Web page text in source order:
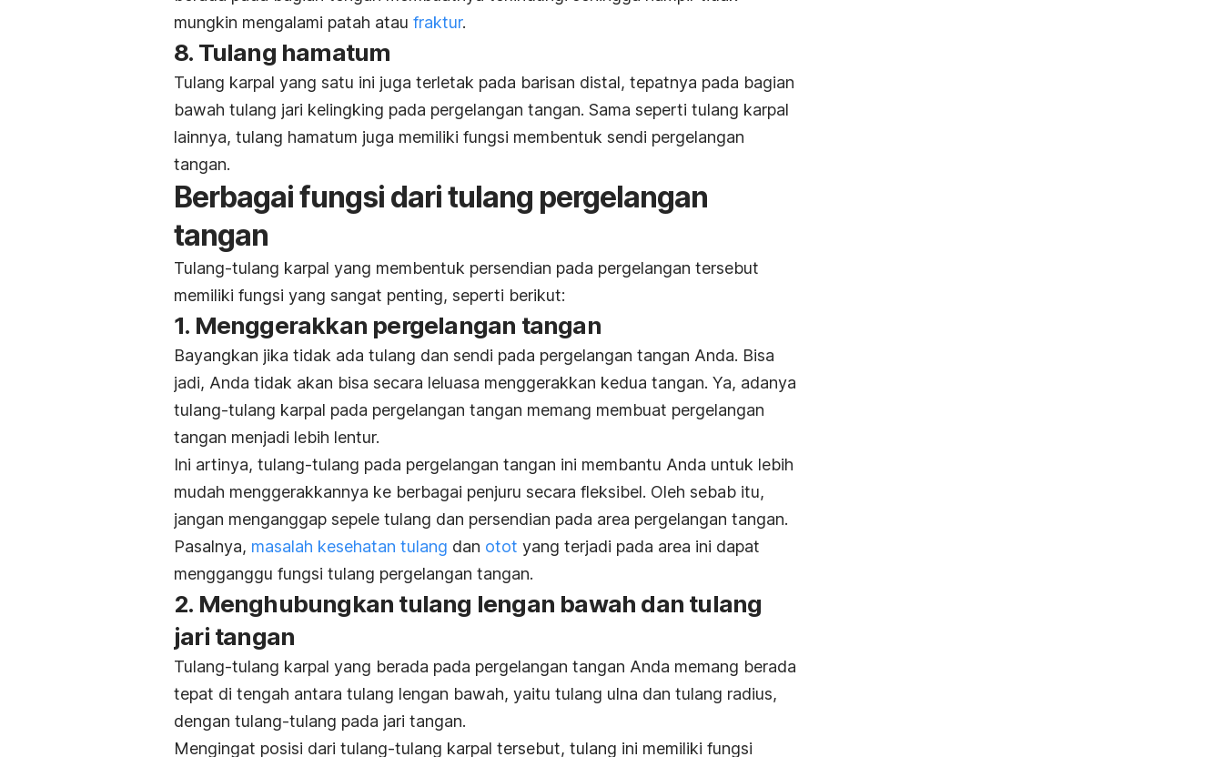
mungkin mengalami patah atau fraktur.
8. Tulang hamatum
Tulang karpal yang satu ini juga terletak pada barisan distal, tepatnya pada bagian
bawah tulang jari kelingking pada pergelangan tangan. Sama seperti tulang karpal
lainnya, tulang hamatum juga memiliki fungsi membentuk sendi pergelangan
tangan.
Berbagai fungsi dari tulang pergelangan
tangan
Tulang-tulang karpal yang membentuk persendian pada pergelangan tersebut
memiliki fungsi yang sangat penting, seperti berikut:
1. Menggerakkan pergelangan tangan
Bayangkan jika tidak ada tulang dan sendi pada pergelangan tangan Anda. Bisa
jadi, Anda tidak akan bisa secara leluasa menggerakkan kedua tangan. Ya, adanya
tulang-tulang karpal pada pergelangan tangan memang membuat pergelangan
tangan menjadi lebih lentur.
Ini artinya, tulang-tulang pada pergelangan tangan ini membantu Anda untuk lebih
mudah menggerakkannya ke berbagai penjuru secara fleksibel. Oleh sebab itu,
jangan menganggap sepele tulang dan persendian pada area pergelangan tangan.
Pasalnya, masalah kesehatan tulang dan otot yang terjadi pada area ini dapat
mengganggu fungsi tulang pergelangan tangan.
2. Menghubungkan tulang lengan bawah dan tulang
jari tangan
Tulang-tulang karpal yang berada pada pergelangan tangan Anda memang berada
tepat di tengah antara tulang lengan bawah, yaitu tulang ulna dan tulang radius,
dengan tulang-tulang pada jari tangan.
Mengingat posisi dari tulang-tulang karpal tersebut, tulang ini memiliki fungsi